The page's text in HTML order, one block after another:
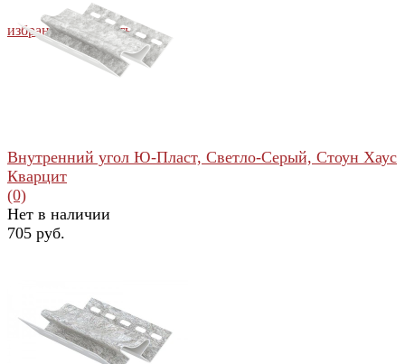
избранное сравнить
избранное сравнить
Внутренний угол Ю-Пласт, Светло-Серый, Стоун Хаус
Кварцит
(0)
Нет в наличии
705 руб.